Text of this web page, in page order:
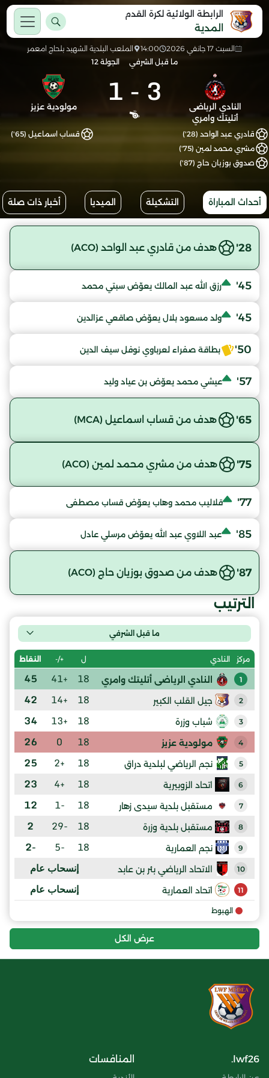
الرابطة الولائية لكرة القدم
المدية
السبت 17 جانفي 2026 14:00
الملعب البلدية الشهيد بلحاج امعمر
ما قبل الشرفي
الجولة 12
النادي الرياضى
أتليتك وامري
3
-
1 مولودية عزيز
قادري عبد الواحد (28')
مشري محمد لمين (75')
صدوق بوزيان حاج (87')
قساب اسماعيل (65')
أحداث المباراة التشكيلة الميديا أخبار ذات صلة
28' هدف من قادري عبد الواحد (ACO)
45' رزق الله عبد المالك يعوّض سبتي محمد
45' ولد مسعود بلال يعوّض صاقعي عزالدين
50' بطاقة صفراء لعرباوي نوفل سيف الدين
57' عيشي محمد يعوّض بن عياد وليد
65' هدف من قساب اسماعيل (MCA)
75' هدف من مشري محمد لمين (ACO)
77' قلاليب محمد وهاب يعوّض قساب مصطفى
85' عبد اللاوي عبد الله يعوّض مرسلي عادل
87' هدف من صدوق بوزيان حاج (ACO)
الترتيب
ما قبل الشرفي
مركز النادي ل +/- النقاط
1 النادي الرياضى أتليتك وامري 18
+41
45
2 جيل القلب الكبير 18
+14
42
3 شباب وزرة 18
+13
34
4 مولودية عزيز 18
0
26
5 نجم الرياضي لبلدية دراق 18
+2
25
6 اتحاد الزوبيرية 18
+4
23
7 مستقبل بلدية سيدى زهار 18
-1
12
8 مستقبل بلدية وزرة 18
-29
2
9 نجم العمارية 18
-5
-2
10 الاتحاد الرياضي بئر بن عابد إنسحاب عام
11 اتحاد العمارية إنسحاب عام
الهبوط
عرض الكل
lwf26. المنافسات